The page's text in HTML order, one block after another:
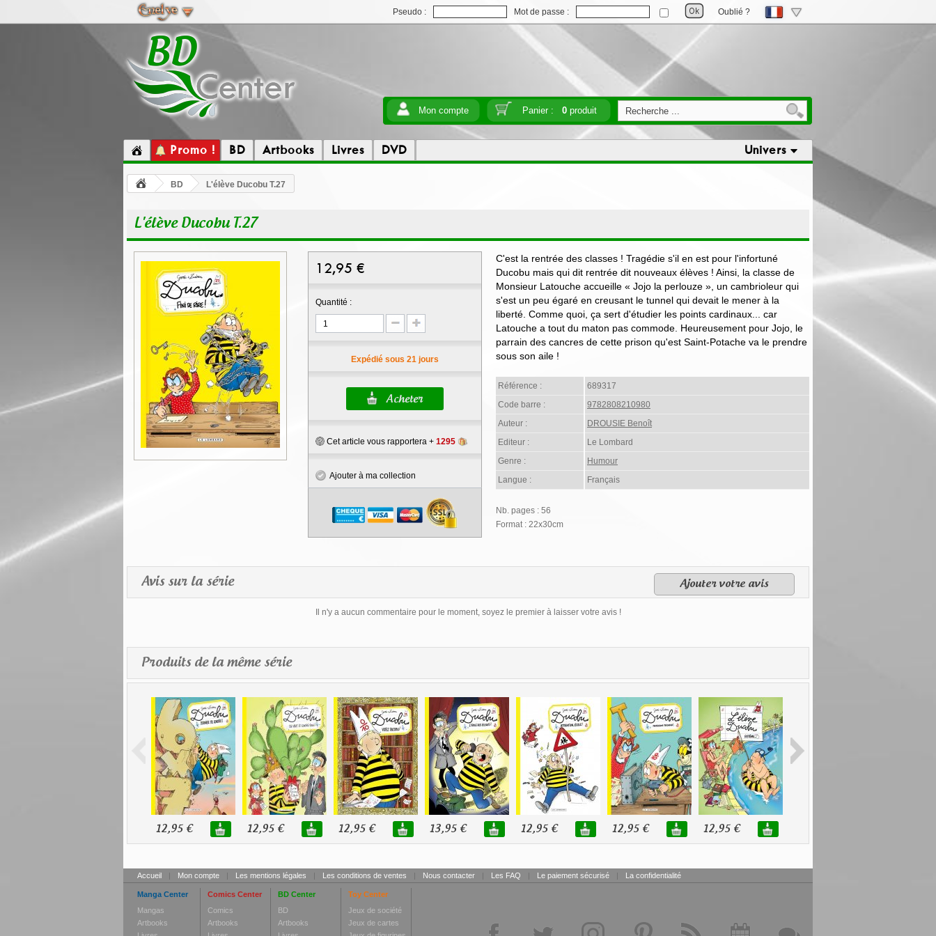
Pseudo : Mot de passe : Oublié ?
Mon compte Panier : 0produit
Promo ! BD Artbooks Livres DVD Univers
BD L'élève Ducobu T.27
L'élève Ducobu T.27
12,95 €
Quantité :
Expédié sous 21 jours
Cet article vous rapportera + 1295
Ajouter à ma collection
C'est la rentrée des classes ! Tragédie s'il en est pour l'infortuné
Ducobu mais qui dit rentrée dit nouveaux élèves ! Ainsi, la classe de
Monsieur Latouche accueille « Jojo la perlouze », un cambrioleur qui
s'est un peu égaré en creusant le tunnel qui devait le mener à la
liberté. Comme quoi, ça sert d'étudier les points cardinaux... car
Latouche a tout du maton pas commode. Heureusement pour Jojo, le
parrain des cancres de cette prison qu'est Saint-Potache va le prendre
sous son aile !
Référence :
689317
Code barre :
9782808210980
Auteur :
DROUSIE Benoît
Editeur :
Le Lombard
Genre :
Humour
Langue :
Français
Nb. pages : 56
Format : 22x30cm
Avis sur la série Ajouter votre avis
Il n'y a aucun commentaire pour le moment, soyez le premier à laisser votre avis !
Produits de la même série
12,95 € 12,95 € 12,95 € 13,95 € 12,95 € 12,95 € 12,95 €
Accueil | Mon compte | Les mentions légales | Les conditions de ventes | Nous contacter | Les FAQ | Le paiement sécurisé | La confidentialité
Manga Center
Mangas
Artbooks
Comics Center
Comics
Artbooks
BD Center
BD
Artbooks
Toy Center
Jeux de société
Jeux de cartes